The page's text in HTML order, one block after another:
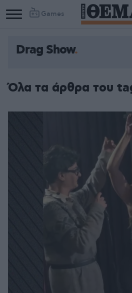
Games
Drag Show
Όλα τα άρθρα του